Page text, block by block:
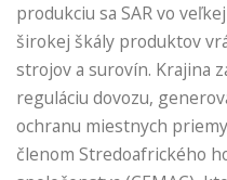
produkciu sa SAR vo
širokej škály produktov
strojov a surovín. Krajina
reguláciu dovozu,
ochranu miestnych
členom Stredoafrického